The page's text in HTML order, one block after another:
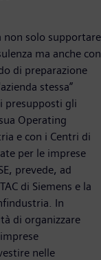
non solo supportare
ma anche con
di preparazione
stessa”
presupposti gli
Operating
e con i Centri di
per le imprese
prevede, ad
di Siemens e la
In
di organizzare
nelle